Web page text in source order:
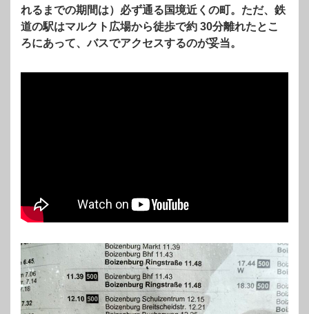
れるまでの期間は）必ず通る国境近くの町。ただ、鉄
道の駅はマルクト広場から徒歩で約 30分離れたとこ
ろにあって、バスでアクセスするのが妥当。